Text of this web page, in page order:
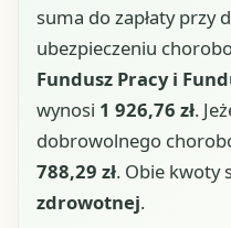
suma do zapłaty przy
ubezpieczeniu
Fundusz Pracy i
wynosi 1 926,76 zł.
dobrowolnego
788,29 zł. Obie kwoty
zdrowotnej.